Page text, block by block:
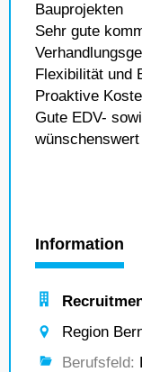
Bauprojekten
Sehr gute
Flexibilität und
Proaktive
Gute EDV-
wünschenswert
Information
Region
Berufsfeld: